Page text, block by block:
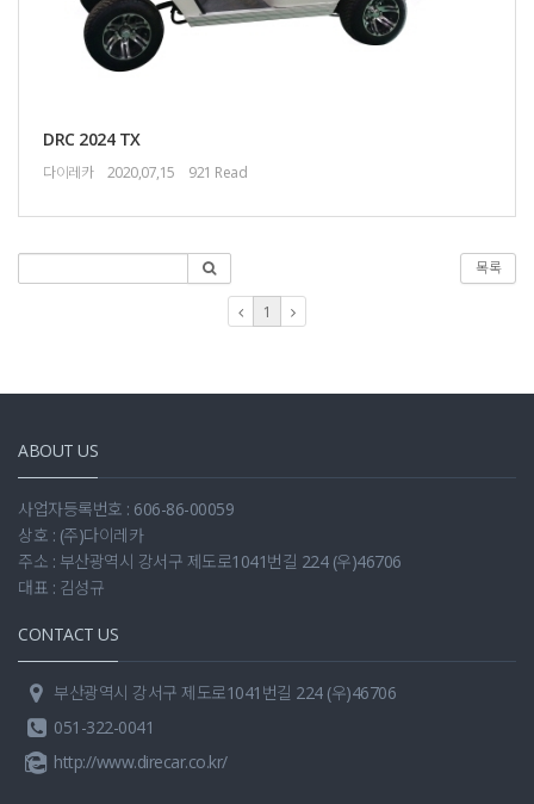
DRC 2024 TX
다이레카 2020,07,15 921 Read
목록
1
ABOUT US
사업자등록번호 : 606-86-00059
상호 : (주)다이레카
주소 : 부산광역시 강서구 제도로1041번길 224 (우)46706
대표 : 김성규
CONTACT US
부산광역시 강서구 제도로1041번길 224 (우)46706
051-322-0041
http://www.direcar.co.kr/